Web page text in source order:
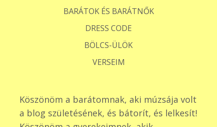
BARÁTOK ÉS BARÁTNŐK
DRESS CODE
BÖLCS-ÜLÖK
VERSEIM
Köszönöm a barátomnak, aki múzsája volt
a blog születésének, és bátorít, és lelkesít!